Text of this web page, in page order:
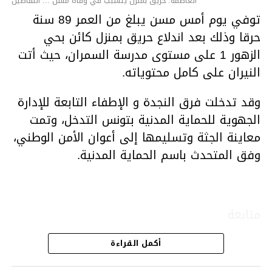
توفي يوم أمس مسن يبلغ من العمر 89 سنة
حرقا وذلك بعد اندلاع حريق بمنزل كائن بحي
الزهور 1 على مستوى مدرسة السمران، حيث أتت
النيران على كامل محتوياته.
وقد تدخلت فرق النجدة و الإطفاء التابعة للإدارة
الجهوية للحماية المدنية بتونس التدخل، وتمت
معاينة الجثة وتسليمها إلى أعوان الأمن الوطني،
وفق المتحدث باسم الحماية المدنية.
أكمل القراءة